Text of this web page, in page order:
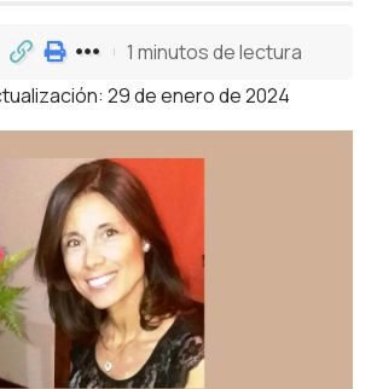
29 de enero de 2024
1 minutos de lectura